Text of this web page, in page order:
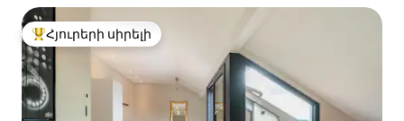
Հյուրերի սիրելի լավագույն տները
Հյուրերի սիրելի